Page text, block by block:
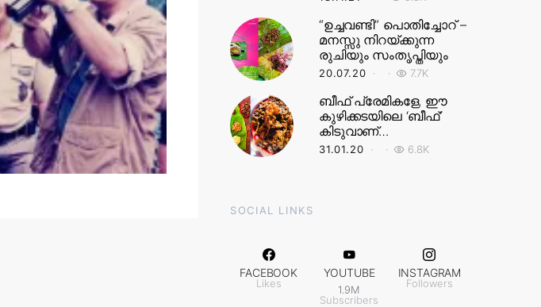
“ഉച്ചവണ്ടി” പൊതിച്ചോറ് –
മനസ്സു നിറയ്ക്കുന്ന
രുചിയും സംതൃപ്തിയും
20.07.20 7.7K
ബീഫ് പ്രേമികളേ, ഈ
കുഴിക്കടയിലെ ‘ബീഫ്’
കിടുവാണ്…
31.01.20 6.8K
SOCIAL LINKS
FACEBOOK
Likes
YOUTUBE
1.9M
Subscribers
INSTAGRAM
Followers